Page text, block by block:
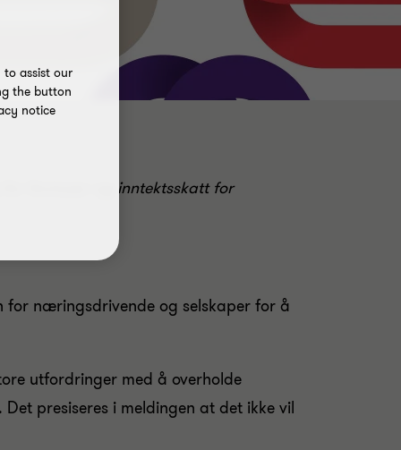
formues- og inntektsskatt for
for næringsdrivende og selskaper for å
utfordringer med å overholde
presiseres i meldingen at det ikke vil
to assist our
the button
notice